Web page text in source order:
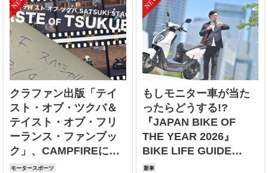
クラファン出版「テイ
スト・オブ・ツクバ＆
テイスト・オブ・フリ
ーランス・ファンブッ
ク」、CAMPFIREにて
募集開始！
もしモニター車が当た
ったらどうする!?
『JAPAN BIKE OF
THE YEAR 2026』
BIKE LIFE GUIDE
【HONDA ICON e: